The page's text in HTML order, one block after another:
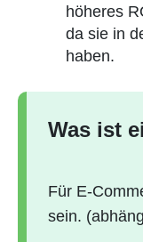
höheres
da sie in
haben.
Was ist
Für E-
sein.